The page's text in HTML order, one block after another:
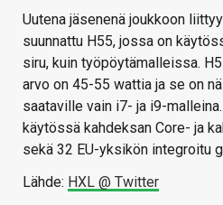
Uutena jäsenenä joukkoon
suunnattu H55, jossa on
siru, kuin työpöytämalleissa.
arvo on 45-55 wattia ja se on
saataville vain i7- ja i9-
käytössä kahdeksan Core- ja
sekä 32 EU-yksikön integroitu
Lähde: HXL @ Twitter